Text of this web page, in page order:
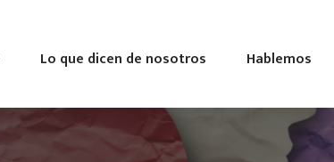
Lo que dicen de nosotros Hablemos